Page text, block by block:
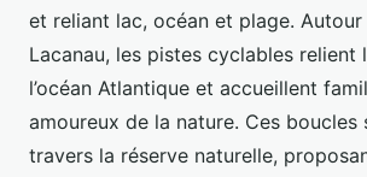
et reliant lac, océan et plage.
Lacanau, les pistes cyclables relient
l’océan Atlantique et accueillent
amoureux de la nature. Ces boucles
travers la réserve naturelle,